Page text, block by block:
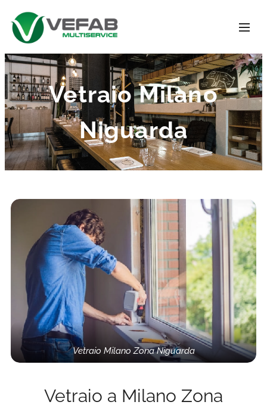
Vetraio Milano
Niguarda
Vetraio Milano Zona Niguarda
Vetraio a Milano Zona